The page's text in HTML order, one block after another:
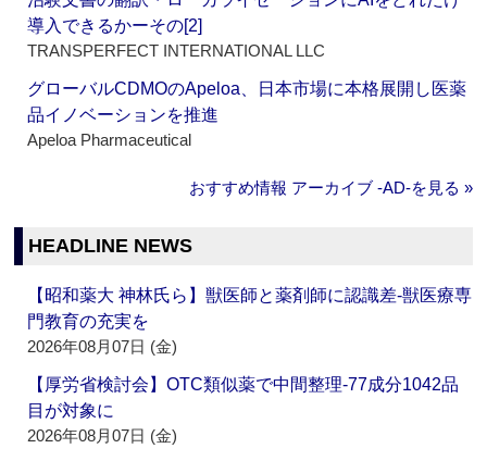
導入できるかーその[2]
TRANSPERFECT INTERNATIONAL LLC
グローバルCDMOのApeloa、日本市場に本格展開し医薬
品イノベーションを推進
Apeloa Pharmaceutical
おすすめ情報 アーカイブ ‐AD‐を見る »
HEADLINE NEWS
【昭和薬大 神林氏ら】獣医師と薬剤師に認識差‐獣医療専
門教育の充実を
2026年08月07日 (金)
【厚労省検討会】OTC類似薬で中間整理‐77成分1042品
目が対象に
2026年08月07日 (金)